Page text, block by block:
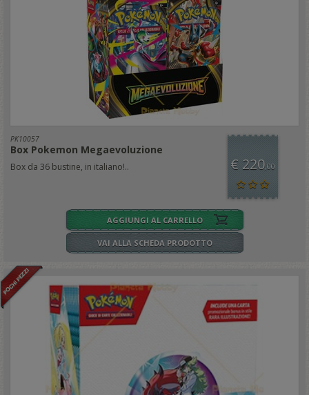
PK10057
Box Pokemon Megaevoluzione
Box da 36 bustine, in italiano!.. € 220,00
AGGIUNGI AL CARRELLO
VAI ALLA SCHEDA PRODOTTO